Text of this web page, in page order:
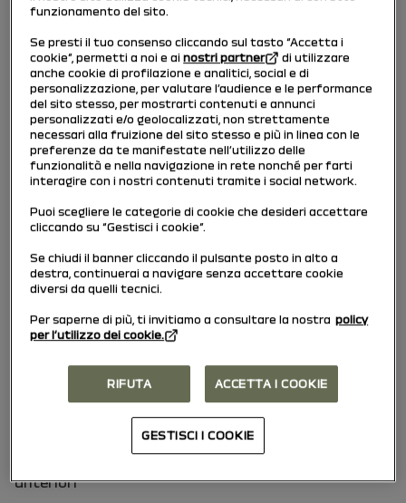
2 Bocchetta di disappannamento laterale
3 Bocchetta di disappannamento parabrezza
Aeratore laterale destro
Quadro di comando
anteriori
funzionamento del sito.
Se presti il tuo consenso cliccando sul tasto “Accetta i
cookie”, permetti a noi e ainostri partner
di utilizzare
anche cookie di profilazione e analitici, social e di
personalizzazione, per valutare l’audience e le performance
del sito stesso, per mostrarti contenuti e annunci
personalizzati e/o geolocalizzati, non strettamente
necessari alla fruizione del sito stesso e più in linea con le
preferenze da te manifestate nell’utilizzo delle
funzionalità e nella navigazione in rete nonché per farti
interagire con i nostri contenuti tramite i social network.
Puoi scegliere le categorie di cookie che desideri accettare
cliccando su “Gestisci i cookie”.
Se chiudi il banner cliccando il pulsante posto in alto a
destra, continuerai a navigare senza accettare cookie
diversi da quelli tecnici.
Per saperne di più, ti invitiamo a consultare la nostra policy
per l’utilizzo dei cookie.
RIFUTA ACCETTA I COOKIE
GESTISCI I COOKIE